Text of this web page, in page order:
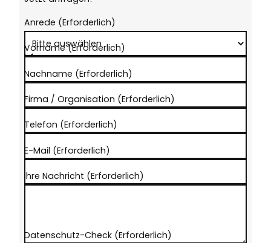
Anrede (Erforderlich)
Vorname(Erforderlich)
Nachname (Erforderlich)
Firma / Organisation (Erforderlich)
Telefon (Erforderlich)
E-Mail (Erforderlich)
Ihre Nachricht (Erforderlich)
Datenschutz-Check (Erforderlich)